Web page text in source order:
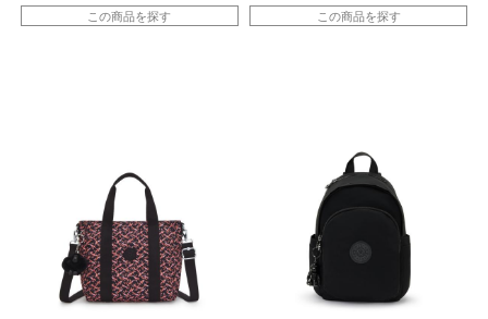
この商品を探す この商品を探す